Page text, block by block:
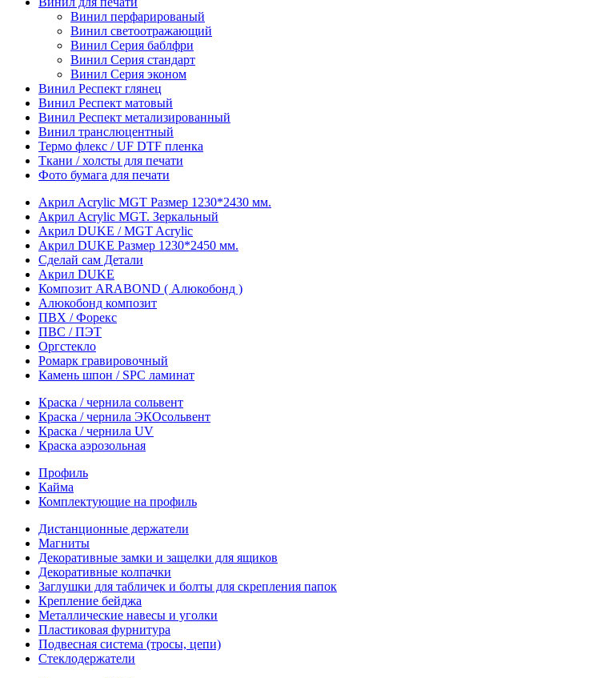
Винил перфарированый
Винил светоотражающий
Винил Серия баблфри
Винил Серия стандарт
Винил Серия эконом
Винил Респект глянец
Винил Респект матовый
Винил Респект метализированный
Винил транслюцентный
Термо флекс / UF DTF пленка
Ткани / холсты для печати
Фото бумага для печати
Акрил Acrylic MGT Размер 1230*2430 мм.
Акрил Acrylic MGT. Зеркальный
Акрил DUKE / MGT Acrylic
Акрил DUKE Размер 1230*2450 мм.
Сделай сам Детали
Акрил DUKE
Композит ARABOND ( Алюкобонд )
Алюкобонд композит
ПВХ / Форекс
ПВС / ПЭТ
Оргстекло
Ромарк гравировочный
Камень шпон / SPC ламинат
Краска / чернила сольвент
Краска / чернила ЭКОсольвент
Краска / чернила UV
Краска аэрозольная
Профиль
Кайма
Комплектующие на профиль
Дистанционные держатели
Магниты
Декоративные замки и защелки для ящиков
Декоративные колпачки
Заглушки для табличек и болты для скрепления папок
Крепление бейджа
Металлические навесы и уголки
Пластиковая фурнитура
Подвесная система (тросы, цепи)
Стеклодержатели